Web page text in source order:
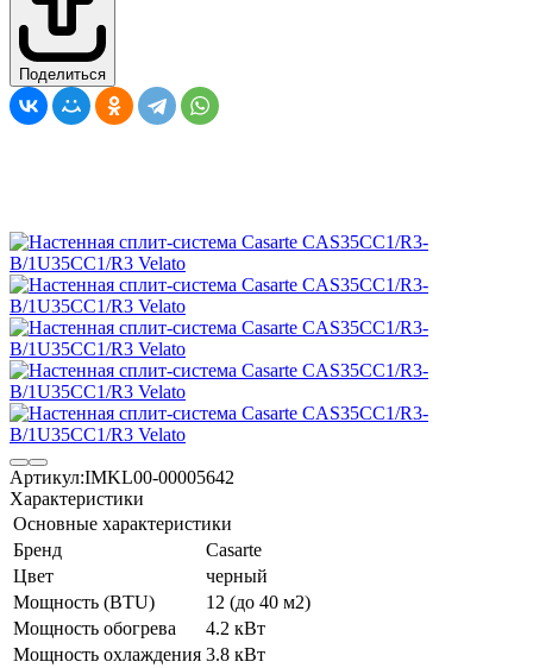
Поделиться
Артикул:IMKL00-00005642
Характеристики
Основные характеристики
Бренд
Casarte
Цвет
черный
Мощность (BTU)
12 (до 40 м2)
Мощность обогрева
4.2 кВт
Мощность охлаждения 3.8 кВт